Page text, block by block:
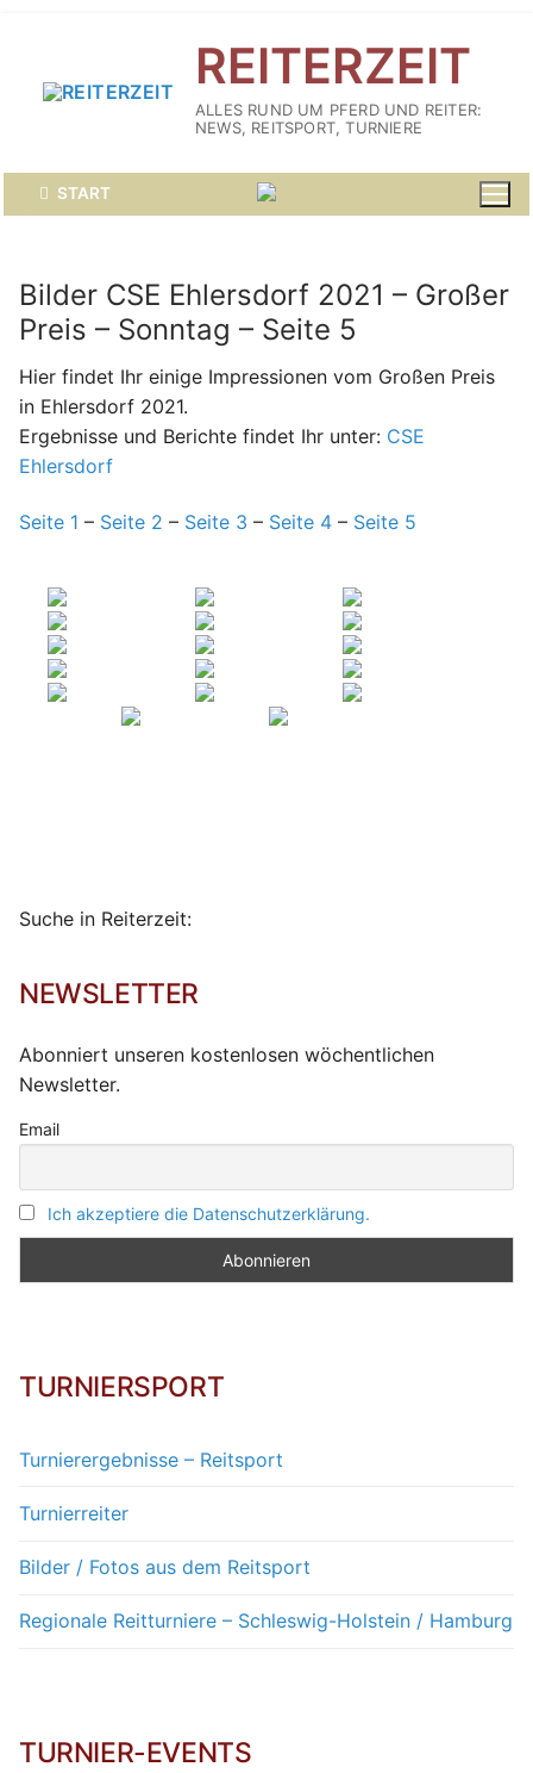
springen
REITERZEIT
ALLES RUND UM PFERD UND REITER:
NEWS, REITSPORT, TURNIERE
START
Bilder CSE Ehlersdorf 2021 – Großer
Preis – Sonntag – Seite 5
Hier findet Ihr einige Impressionen vom Großen Preis
in Ehlersdorf 2021.
Ergebnisse und Berichte findet Ihr unter: CSE
Ehlersdorf
Seite 1 – Seite 2 – Seite 3 – Seite 4 – Seite 5
Suche in Reiterzeit:
NEWSLETTER
Abonniert unseren kostenlosen wöchentlichen
Newsletter.
Email
Ich akzeptiere die Datenschutzerklärung.
TURNIERSPORT
Turnierergebnisse – Reitsport
Turnierreiter
Bilder / Fotos aus dem Reitsport
Regionale Reitturniere – Schleswig-Holstein / Hamburg
TURNIER-EVENTS